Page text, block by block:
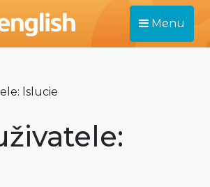
Menu
lslucie